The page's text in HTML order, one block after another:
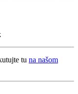
tu na našom